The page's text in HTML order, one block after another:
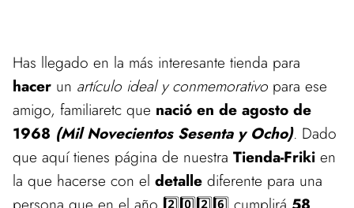
Has llegado en la más interesante tienda para
hacer un artículo ideal y conmemorativo para ese
amigo, familiaretc que nació en de agosto de
1968 (Mil Novecientos Sesenta y Ocho). Dado
que aquí tienes página de nuestra Tienda-Friki en
la que hacerse con el detalle diferente para una